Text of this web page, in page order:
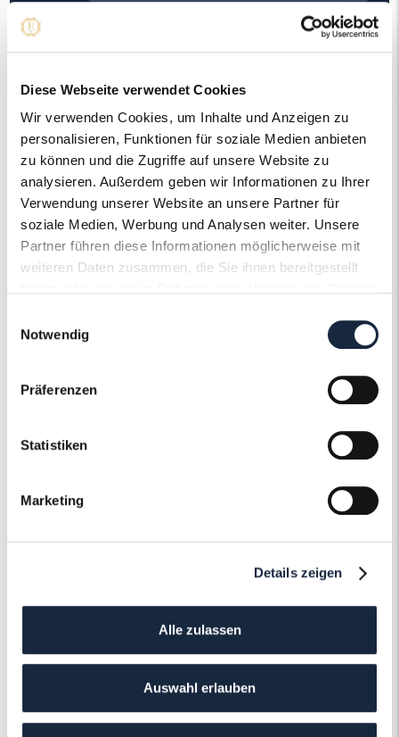
Diese Webseite verwendet Cookies
Wir verwenden Cookies, um Inhalte und Anzeigen zu
personalisieren, Funktionen für soziale Medien anbieten
zu können und die Zugriffe auf unsere Website zu
analysieren. Außerdem geben wir Informationen zu Ihrer
Verwendung unserer Website an unsere Partner für
soziale Medien, Werbung und Analysen weiter. Unsere
Partner führen diese Informationen möglicherweise mit
weiteren Daten zusammen, die Sie ihnen bereitgestellt
Notwendig
Präferenzen
Statistiken
Marketing
Details zeigen
Alle zulassen
Auswahl erlauben
Material
Der Roneli
Schmuckervice
Erfahren Sie mehr über unseren
Schmuckservice!
Das könnte Ihnen auch gefallen!
Cartier LOVE Armreif
RONELI COLLECTION
"Eternal Sparkle